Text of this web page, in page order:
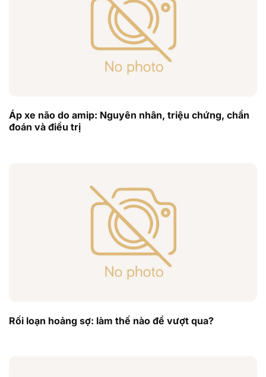
Áp xe não do amip: Nguyên nhân, triệu chứng, chẩn
đoán và điều trị
Rối loạn hoảng sợ: làm thế nào để vượt qua?